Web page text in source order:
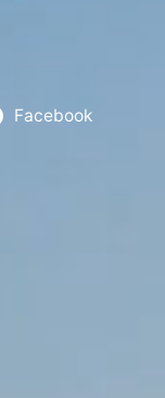
Facebook